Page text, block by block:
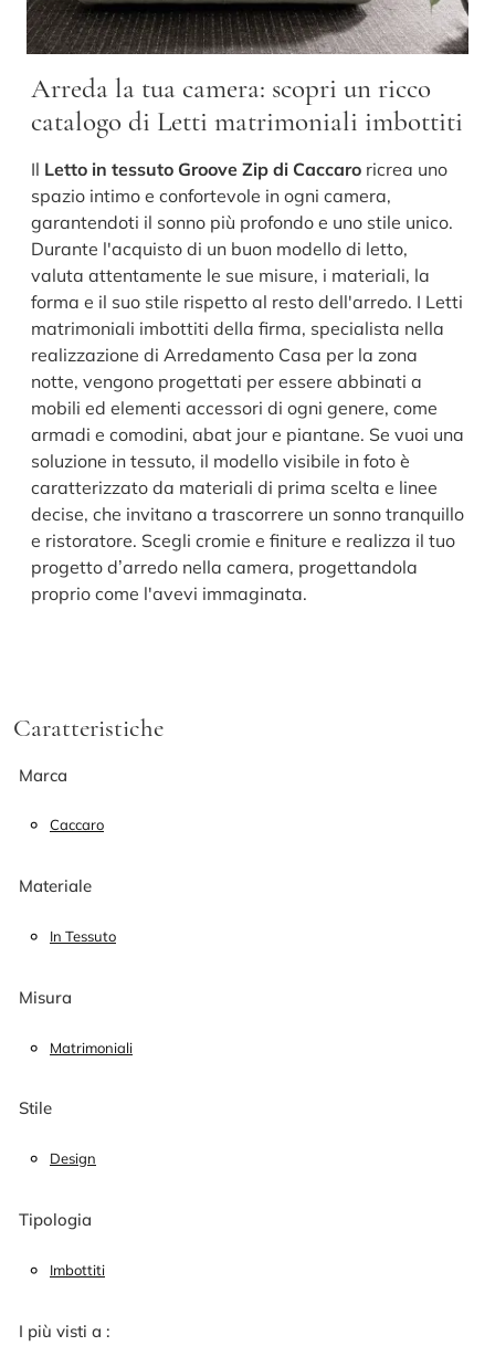
Arreda la tua camera: scopri un ricco
catalogo di Letti matrimoniali imbottiti
Il Letto in tessuto Groove Zip di Caccaro ricrea uno
spazio intimo e confortevole in ogni camera,
garantendoti il sonno più profondo e uno stile unico.
Durante l'acquisto di un buon modello di letto,
valuta attentamente le sue misure, i materiali, la
forma e il suo stile rispetto al resto dell'arredo. I Letti
matrimoniali imbottiti della firma, specialista nella
realizzazione di Arredamento Casa per la zona
notte, vengono progettati per essere abbinati a
mobili ed elementi accessori di ogni genere, come
armadi e comodini, abat jour e piantane. Se vuoi una
soluzione in tessuto, il modello visibile in foto è
caratterizzato da materiali di prima scelta e linee
decise, che invitano a trascorrere un sonno tranquillo
e ristoratore. Scegli cromie e finiture e realizza il tuo
progetto d’arredo nella camera, progettandola
proprio come l'avevi immaginata.
Caratteristiche
Marca
Caccaro
Materiale
In Tessuto
Misura
Matrimoniali
Stile
Design
Tipologia
Imbottiti
I più visti a :